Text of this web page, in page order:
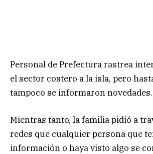
Personal de Prefectura rastrea
el sector costero a la isla, pero
tampoco se informaron novedades.
Mientras tanto, la familia pidió a
redes que cualquier persona que
información o haya visto algo se